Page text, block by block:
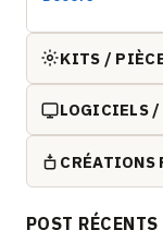
KITS /
LOGICIELS /
CRÉATIONS
POST RÉCENTS